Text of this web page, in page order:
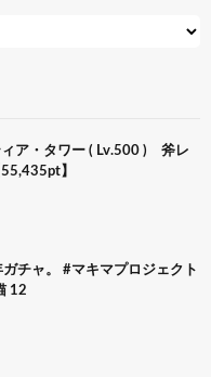
ィア・タワー ( Lv.500 ) 斧レ
】
チャ。 #マキマプロジェクト
12